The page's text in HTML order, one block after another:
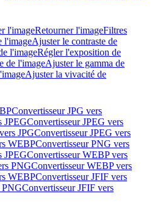
l'imageRetourner l'imageFiltres
l'imageAjuster le contraste de
l'imageRégler l'exposition de
de l'imageAjuster le gamma de
Ajuster la vivacité de
Convertisseur JPG vers
JPEGConvertisseur JPEG vers
JPGConvertisseur JPEG vers
WEBPConvertisseur PNG vers
JPEGConvertisseur WEBP vers
PNGConvertisseur WEBP vers
WEBPConvertisseur JFIF vers
PNGConvertisseur JFIF vers